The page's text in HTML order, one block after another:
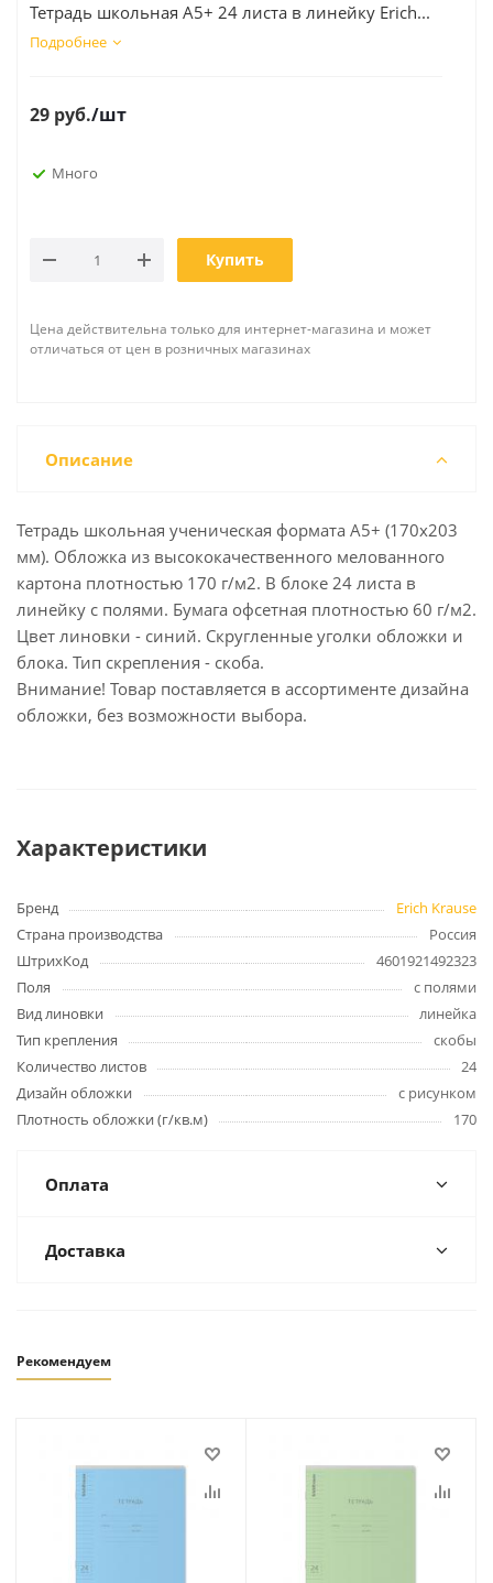
Тетрадь школьная А5+ 24 листа в линейку Erich...
Подробнее
29 руб./шт
Много
Купить
Цена действительна только для интернет-магазина и может
отличаться от цен в розничных магазинах
Описание
Тетрадь школьная ученическая формата А5+ (170х203
мм). Обложка из высококачественного мелованного
картона плотностью 170 г/м2. В блоке 24 листа в
линейку с полями. Бумага офсетная плотностью 60 г/м2.
Цвет линовки - синий. Скругленные уголки обложки и
блока. Тип скрепления - скоба.
Внимание! Товар поставляется в ассортименте дизайна
обложки, без возможности выбора.
Характеристики
Бренд
Erich Krause
Страна производства
Россия
ШтрихКод
4601921492323
Поля
с полями
Вид линовки
линейка
Тип крепления
скобы
Количество листов
24
Дизайн обложки
с рисунком
Плотность обложки (г/кв.м)
170
Оплата
Доставка
Рекомендуем